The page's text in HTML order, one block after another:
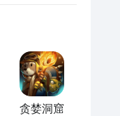
贪婪洞窟